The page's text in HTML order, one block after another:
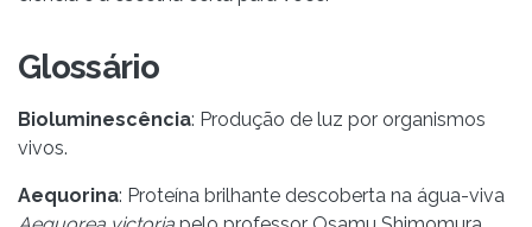
Glossário
Bioluminescência: Produção de luz por organismos
vivos.
Aequorina: Proteína brilhante descoberta na água-viva